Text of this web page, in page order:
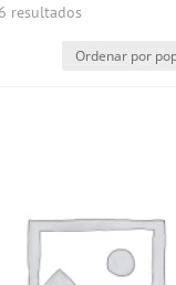
resultados